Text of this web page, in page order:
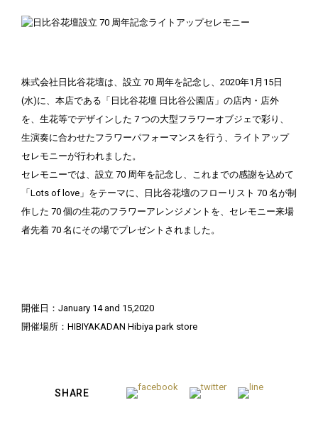
株式会社日比谷花壇は、設立 70 周年を記念し、2020年1月15日
(水)に、本店である「日比谷花壇 日比谷公園店」の店内・店外
を、生花等でデザインした 7 つの大型フラワーオブジェで彩り、
生演奏に合わせたフラワーパフォーマンスを行う、ライトアップ
セレモニーが行われました。
セレモニーでは、設立 70 周年を記念し、これまでの感謝を込めて
「Lots of love」をテーマに、日比谷花壇のフローリスト 70 名が制
作した 70 個の生花のフラワーアレンジメントを、セレモニー来場
者先着 70 名にその場でプレゼントされました。
開催日：January 14 and 15,2020
開催場所：HIBIYAKADAN Hibiya park store
SHARE